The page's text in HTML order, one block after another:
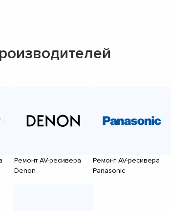
Ремонт AV-ресивера
Denon
Ремонт AV-ресивера
Panasonic